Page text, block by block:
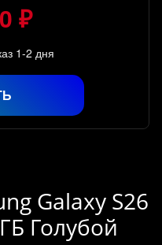
₽
1-2 дня
Galaxy S26
Голубой